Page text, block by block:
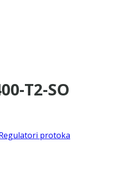
T2-SO
protoka